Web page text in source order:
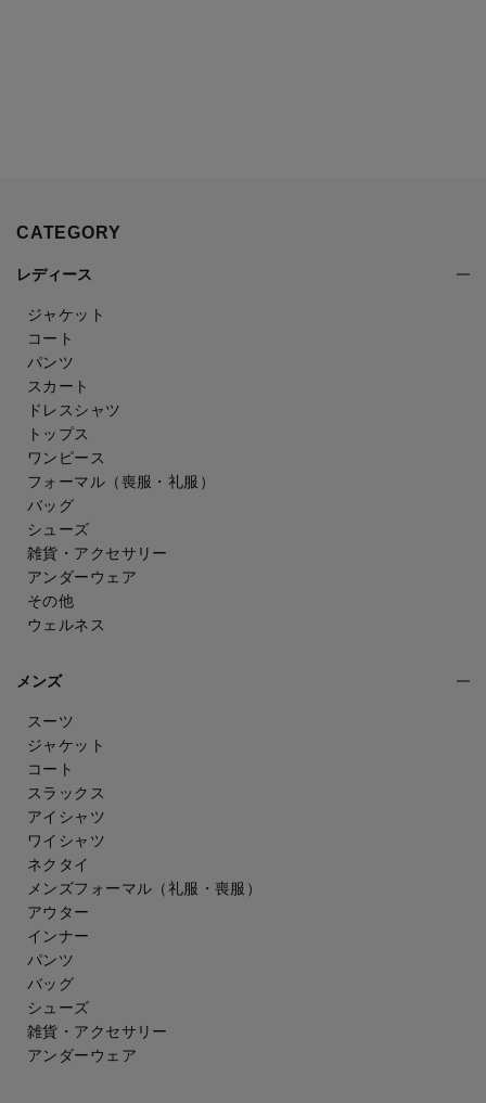
CATEGORY
レディース
ジャケット
コート
パンツ
スカート
ドレスシャツ
トップス
ワンピース
フォーマル（喪服・礼服）
バッグ
シューズ
雑貨・アクセサリー
アンダーウェア
その他
ウェルネス
メンズ
スーツ
ジャケット
コート
スラックス
アイシャツ
ワイシャツ
ネクタイ
メンズフォーマル （礼服・喪服）
アウター
インナー
パンツ
バッグ
シューズ
雑貨・アクセサリー
アンダーウェア